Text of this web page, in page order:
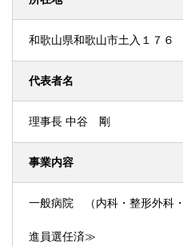
和歌山県和歌山市土入１７６
代表者名
理事長 中谷 剛
事業内容
一般病院 （内科・整
≪公正採用選
進員選任済≫